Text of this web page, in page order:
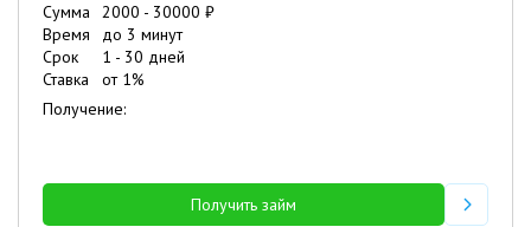
Сумма 2000 - 30000 ₽
Время
до 3 минут
Срок
1 - 30 дней
Ставка
от 1%
Получение:
Получить займ